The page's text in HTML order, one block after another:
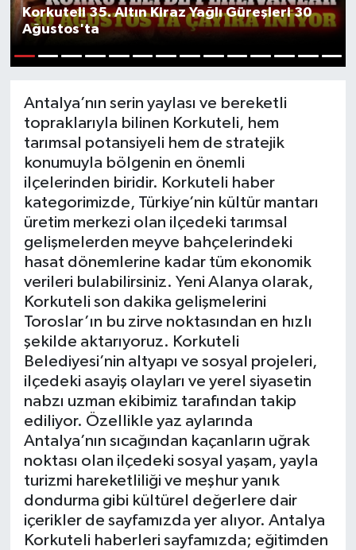
Korkuteli 35. Altın Kiraz Yağlı Güreşleri 30
Ağustos'ta
Antalya’nın serin yaylası ve bereketli
topraklarıyla bilinen Korkuteli, hem
tarımsal potansiyeli hem de stratejik
konumuyla bölgenin en önemli
ilçelerinden biridir. Korkuteli haber
kategorimizde, Türkiye’nin kültür mantarı
üretim merkezi olan ilçedeki tarımsal
gelişmelerden meyve bahçelerindeki
hasat dönemlerine kadar tüm ekonomik
verileri bulabilirsiniz. Yeni Alanya olarak,
Korkuteli son dakika gelişmelerini
Toroslar’ın bu zirve noktasından en hızlı
şekilde aktarıyoruz. Korkuteli
Belediyesi’nin altyapı ve sosyal projeleri,
ilçedeki asayiş olayları ve yerel siyasetin
nabzı uzman ekibimiz tarafından takip
ediliyor. Özellikle yaz aylarında
Antalya’nın sıcağından kaçanların uğrak
noktası olan ilçedeki sosyal yaşam, yayla
turizmi hareketliliği ve meşhur yanık
dondurma gibi kültürel değerlere dair
içerikler de sayfamızda yer alıyor. Antalya
Korkuteli haberleri sayfamızda; eğitimden